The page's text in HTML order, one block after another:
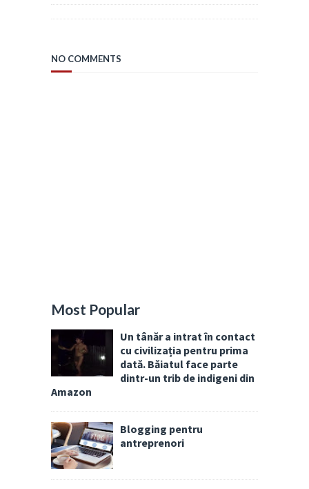
NO COMMENTS
Most Popular
Un tânăr a intrat în contact
cu civilizația pentru prima
dată. Băiatul face parte
dintr-un trib de indigeni din
Amazon
Blogging pentru
antreprenori